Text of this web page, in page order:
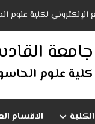
لكلية علوم
جامعة
كلية علوم
الاقسام